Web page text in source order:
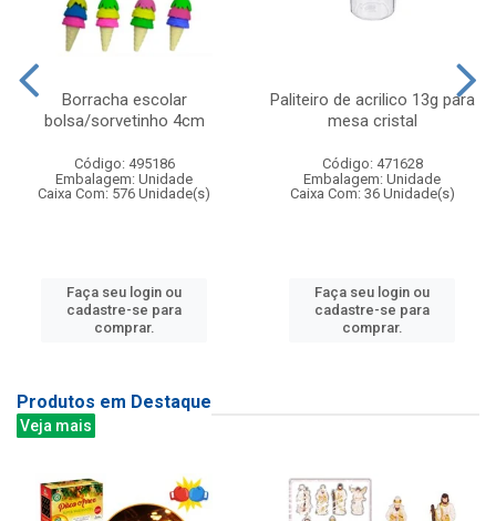
Borracha escolar
bolsa/sorvetinho 4cm
Código: 495186
Embalagem: Unidade
Caixa Com: 576 Unidade(s)
Faça seu login ou
cadastre-se para
comprar.
Paliteiro de acrilico 13g para
mesa cristal
Código: 471628
Embalagem: Unidade
Caixa Com: 36 Unidade(s)
Faça seu login ou
cadastre-se para
comprar.
Produtos em Destaque
Veja mais